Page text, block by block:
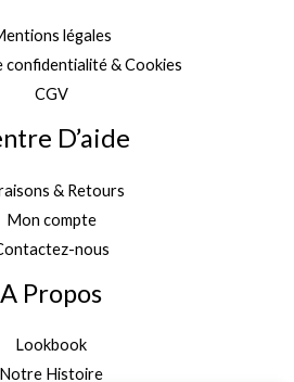
légales
confidentialité & Cookies
CGV
D’aide
& Retours
Mon compte
nous
A Propos
Lookbook
Notre Histoire